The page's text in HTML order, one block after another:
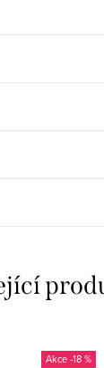
-18 %